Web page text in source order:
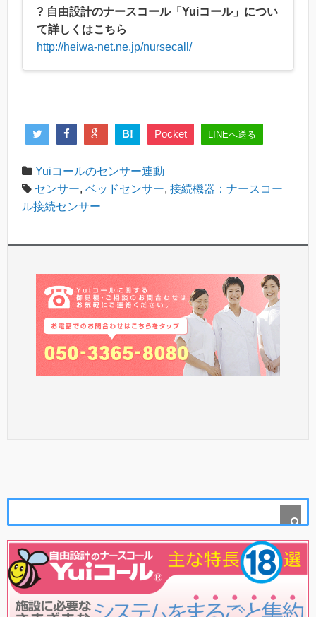
? 自由設計のナースコール「Yuiコール」につい
て詳しくはこちら
http://heiwa-net.ne.jp/nursecall/
B! Pocket LINEへ送る
Yuiコールのセンサー連動
センサー, ベッドセンサー, 接続機器：ナースコー
ル接続センサー